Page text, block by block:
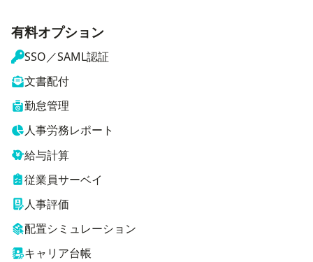
有料オプション
SSO／SAML認証
文書配付
勤怠管理
人事労務レポート
給与計算
従業員サーベイ
人事評価
配置シミュレーション
キャリア台帳